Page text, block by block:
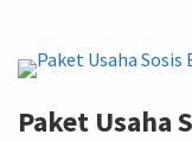
Paket Usaha